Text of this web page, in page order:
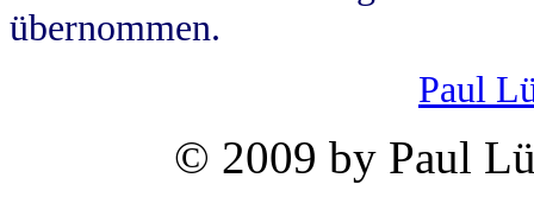
übernommen.
Paul
© 2009 by Paul